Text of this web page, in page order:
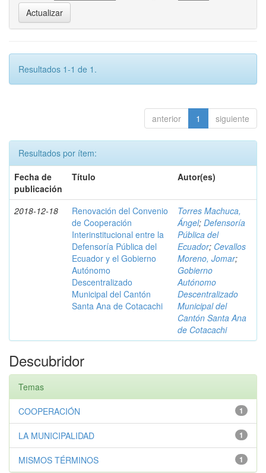
Resultados 1-1 de 1.
anterior 1 siguiente
Resultados por ítem:
Fecha de
publicación
Título Autor(es)
2018-12-18
Renovación del Convenio
de Cooperación
Interinstitucional entre la
Defensoría Pública del
Ecuador y el Gobierno
Autónomo
Descentralizado
Municipal del Cantón
Santa Ana de Cotacachi
Torres Machuca,
Ángel; Defensoría
Pública del
Ecuador; Cevallos
Moreno, Jomar;
Gobierno
Autónomo
Descentralizado
Municipal del
Cantón Santa Ana
de Cotacachi
Descubridor
Temas
1
COOPERACIÓN
1
LA MUNICIPALIDAD
1
MISMOS TÉRMINOS